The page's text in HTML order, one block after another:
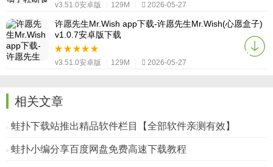
v3.51.0安卓版 129M 2026-05-27
许愿先生Mr.Wish app下载-许愿先生Mr.Wish(心愿盒子)
v1.0.7安卓版下载
v3.51.0安卓版 129M 2026-05-27
相关文章
蛙扑下载站推出精品软件栏目【全部软件亲测有效】
蛙扑小编分享百度网盘免费高速下载教程